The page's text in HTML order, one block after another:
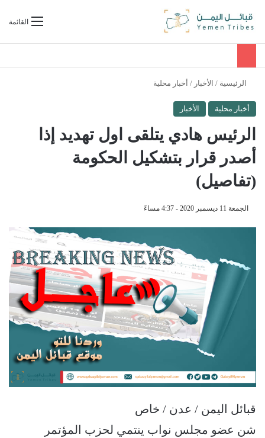
القائمةبحث عن
الرئيسية / الأخبار / أخبار محلية
أخبار محلية الأخبار
الرئيس هادي يتلقى اول تهديد إذا
أصدر قرار بتشكيل الحكومة
(تفاصيل)
الجمعة 11 ديسمبر 2020 - 4:37 مساءً
قبائل اليمن / عدن / خاص
شن عضو مجلس نواب ينتمي لحزب المؤتمر